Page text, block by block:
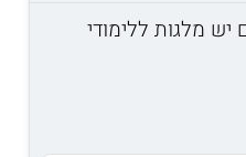
הורית +2, האם יש מלגות ללימודי